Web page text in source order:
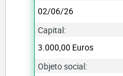
02/06/26
Capital:
3.000,00 Euros
Objeto social: